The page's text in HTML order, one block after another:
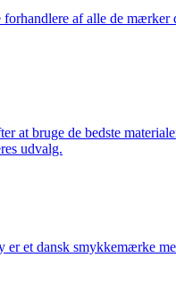
af alle de
at bruge de bedste
udvalg.
er et dansk smykkemærke